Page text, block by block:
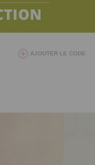
AJOUTER LE CODE